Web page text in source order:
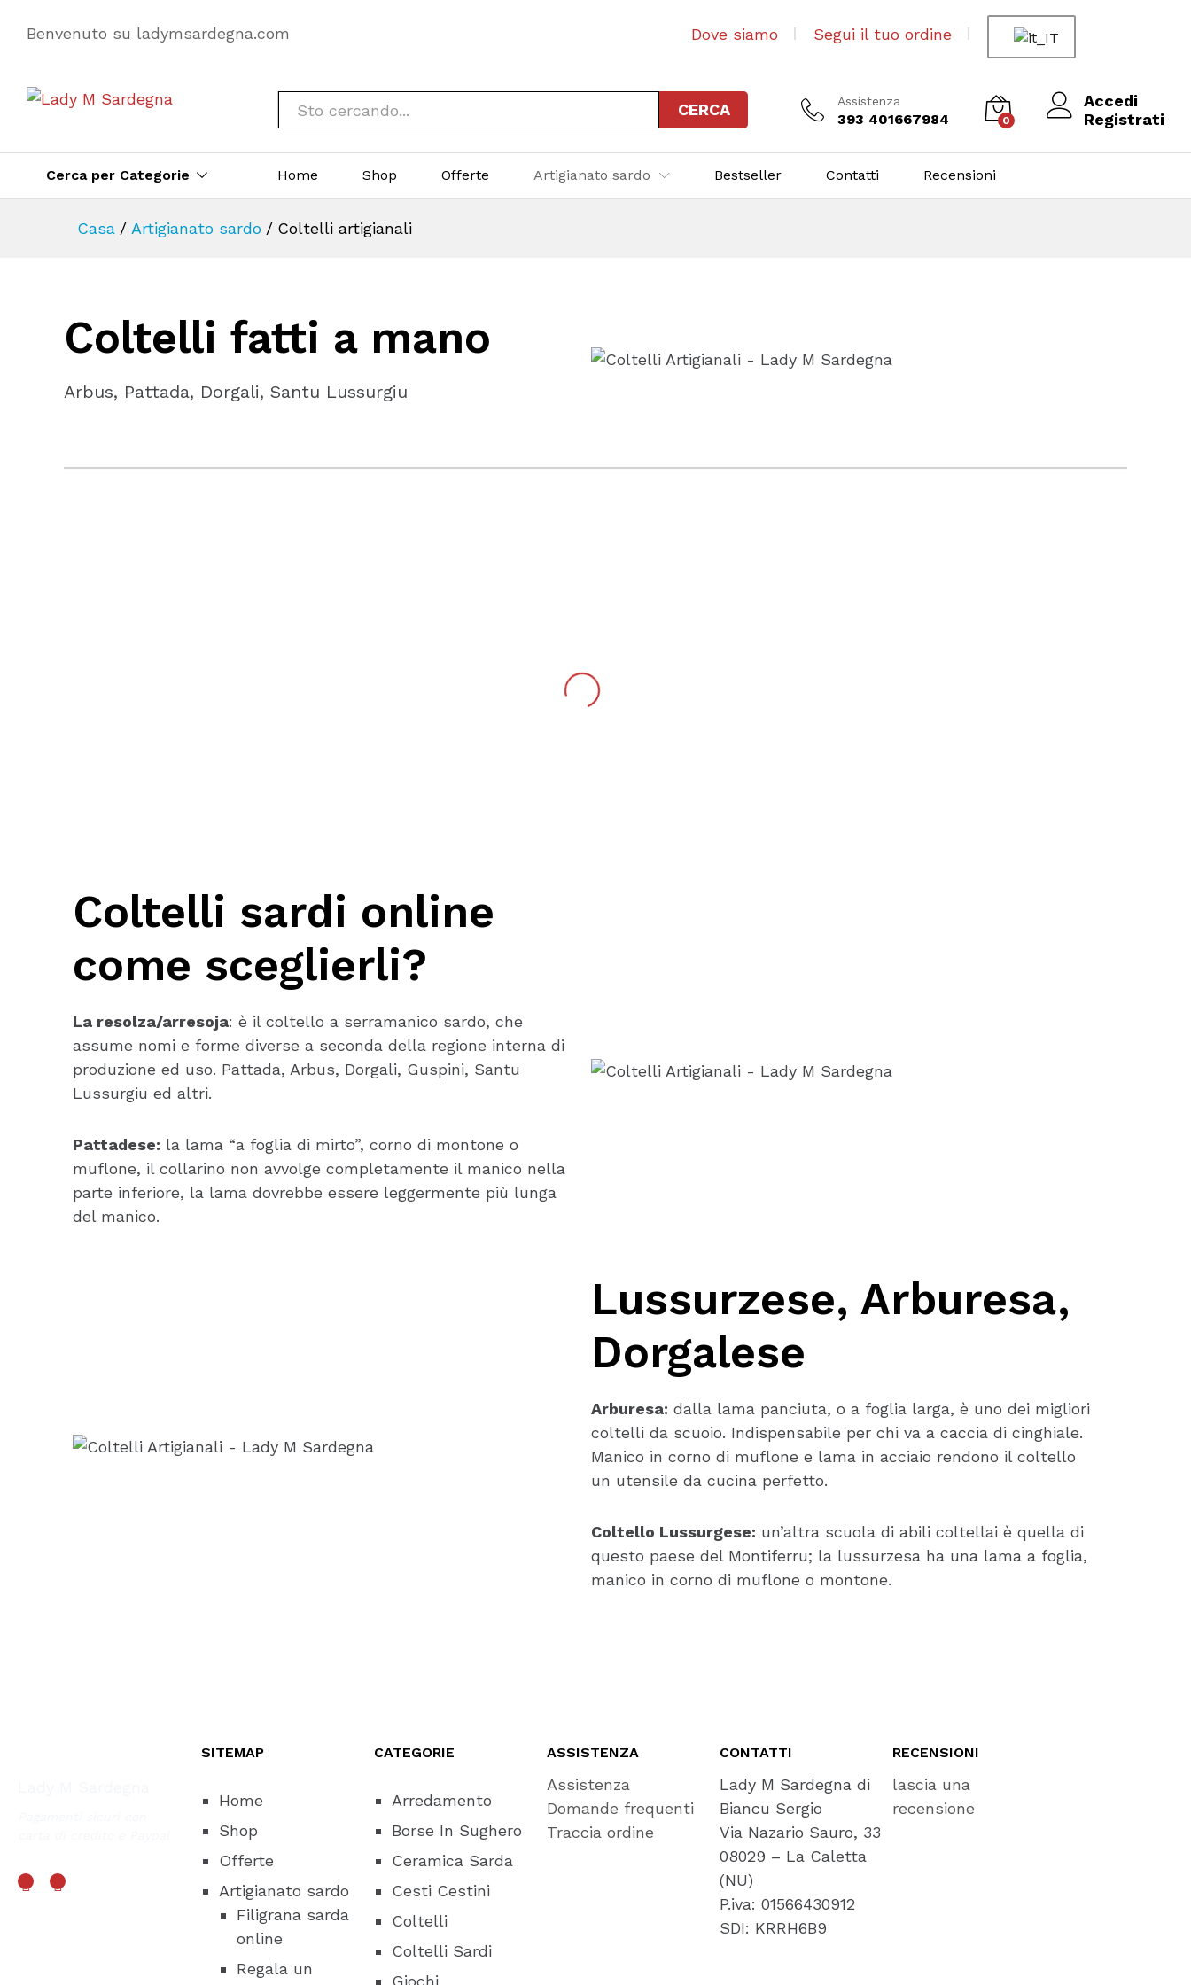
Benvenuto su ladymsardegna.com Dove siamo Segui il tuo ordine
Tutto CERCA Assistenza
393 401667984 0
Accedi
Registrati
Cerca per Categorie Home Shop Offerte Artigianato sardo Bestseller Contatti Recensioni
Casa / Artigianato sardo / Coltelli artigianali
Coltelli fatti a mano
Arbus, Pattada, Dorgali, Santu Lussurgiu
Coltelli sardi online
come sceglierli?
La resolza/arresoja: è il coltello a serramanico sardo, che
assume nomi e forme diverse a seconda della regione interna di
produzione ed uso. Pattada, Arbus, Dorgali, Guspini, Santu
Lussurgiu ed altri.
Pattadese: la lama “a foglia di mirto”, corno di montone o
muflone, il collarino non avvolge completamente il manico nella
parte inferiore, la lama dovrebbe essere leggermente più lunga
del manico.
Lussurzese, Arburesa,
Dorgalese
Arburesa: dalla lama panciuta, o a foglia larga, è uno dei migliori
coltelli da scuoio. Indispensabile per chi va a caccia di cinghiale.
Manico in corno di muflone e lama in acciaio rendono il coltello
un utensile da cucina perfetto.
Coltello Lussurgese: un’altra scuola di abili coltellai è quella di
questo paese del Montiferru; la lussurzesa ha una lama a foglia,
manico in corno di muflone o montone.
SITEMAP
Home
Shop
Offerte
Artigianato sardo
Filigrana sarda
online
Regala un
CATEGORIE
Arredamento
Borse In Sughero
Ceramica Sarda
Cesti Cestini
Coltelli
Coltelli Sardi
ASSISTENZA
Assistenza
Domande frequenti
Traccia ordine
CONTATTI
Lady M Sardegna di
Biancu Sergio
Via Nazario Sauro, 33
08029 – La Caletta
(NU)
P.iva: 01566430912
SDI: KRRH6B9
RECENSIONI
lascia una
recensione